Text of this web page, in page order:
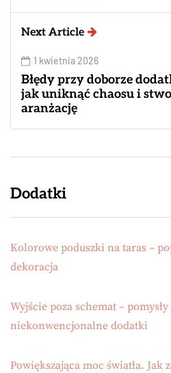
Next Article
1 kwietnia 2026
Błędy przy doborze
jak uniknąć chaosu i
aranżację
Dodatki
Kolorowe poduszki na taras –
dekoracja
Wyjście poza schemat –
niekonwencjonalne dodatki
Powiększająca moc światła. Jak